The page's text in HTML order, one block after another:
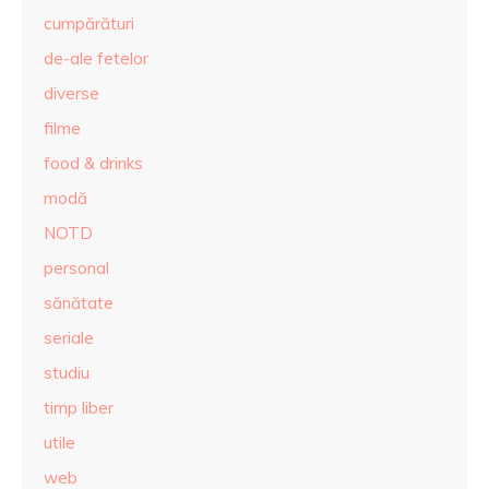
cumpărături
de-ale fetelor
diverse
filme
food & drinks
modă
NOTD
personal
sănătate
seriale
studiu
timp liber
utile
web